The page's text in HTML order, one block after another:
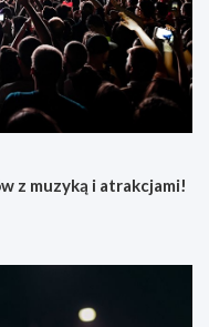
z muzyką i atrakcjami!